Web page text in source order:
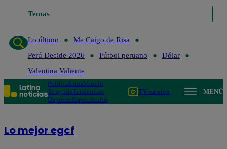
Temas
Lo último
Me Caigo de Risa
Perú Decide 2026
Fútbol peruano
Dólar
Valentina Valiente
PolíticaLimaMundo
Te ayudoTendencias
DeportesEspectáculos
TV en vivo MENÚ
Lo mejor egcf